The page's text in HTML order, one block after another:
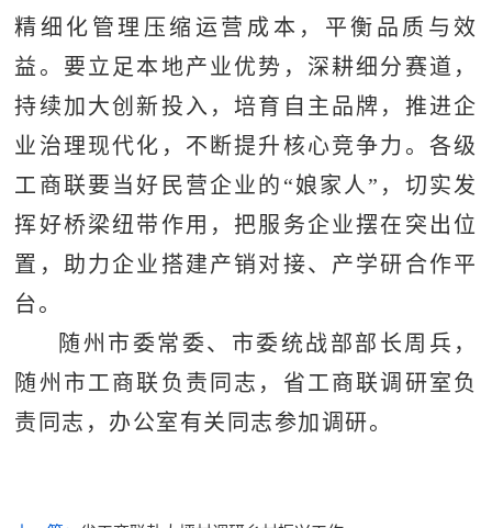
精细化管理压缩运营成本，平衡品质与效
益。要立足本地产业优势，深耕细分赛道，
持续加大创新投入，培育自主品牌，推进企
业治理现代化，不断提升核心竞争力。各级
工商联要当好民营企业的“娘家人”，切实发
挥好桥梁纽带作用，把服务企业摆在突出位
置，助力企业搭建产销对接、产学研合作平
台。
随州市委常委、市委统战部部长周兵，
随州市工商联负责同志，省工商联调研室负
责同志，办公室有关同志参加调研。